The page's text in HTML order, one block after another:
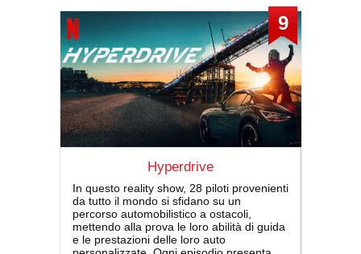
9
Hyperdrive
In questo reality show, 28 piloti provenienti
da tutto il mondo si sfidano su un
percorso automobilistico a ostacoli,
mettendo alla prova le loro abilità di guida
e le prestazioni delle loro auto